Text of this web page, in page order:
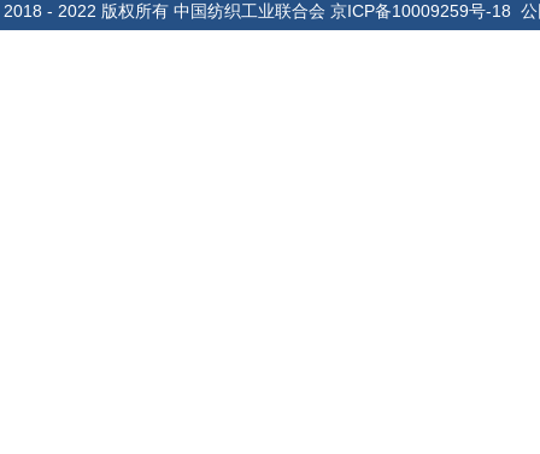
2018 - 2022 版权所有 中国纺织工业联合会 京ICP备10009259号-18